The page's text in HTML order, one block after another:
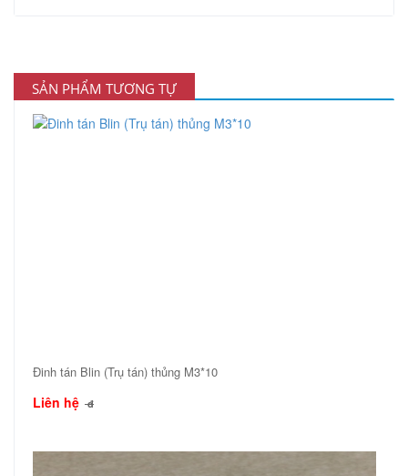
SẢN PHẨM TƯƠNG TỰ
Đinh tán Blin (Trụ tán) thủng M3*10
Liên hệ đ